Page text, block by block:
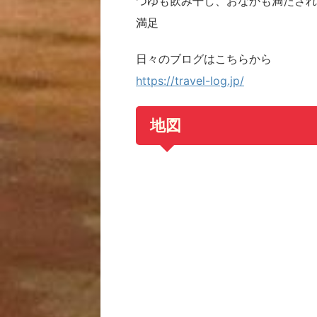
満足
日々のブログはこちらから
https://travel-log.jp/
地図